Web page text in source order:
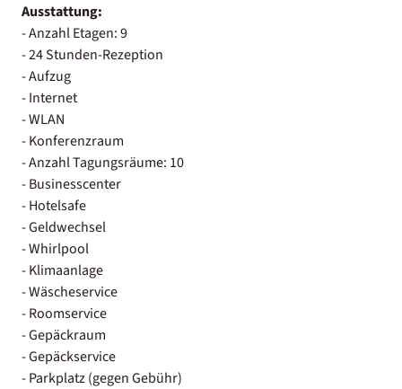
Ausstattung:
- Anzahl Etagen: 9
- 24 Stunden-Rezeption
- Aufzug
- Internet
- WLAN
- Konferenzraum
- Anzahl Tagungsräume: 10
- Businesscenter
- Hotelsafe
- Geldwechsel
- Whirlpool
- Klimaanlage
- Wäscheservice
- Roomservice
- Gepäckraum
- Gepäckservice
- Parkplatz (gegen Gebühr)